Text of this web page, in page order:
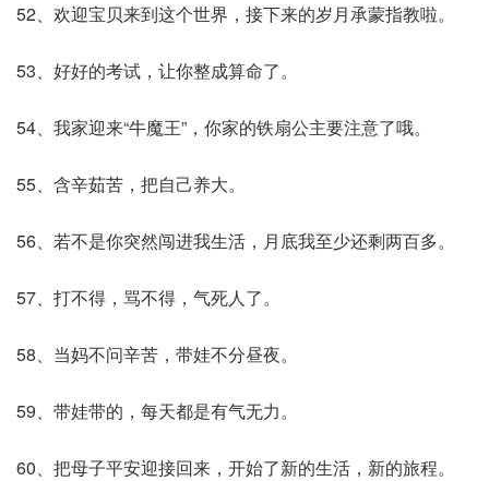
52、欢迎宝贝来到这个世界，接下来的岁月承蒙指教啦。
53、好好的考试，让你整成算命了。
54、我家迎来“牛魔王”，你家的铁扇公主要注意了哦。
55、含辛茹苦，把自己养大。
56、若不是你突然闯进我生活，月底我至少还剩两百多。
57、打不得，骂不得，气死人了。
58、当妈不问辛苦，带娃不分昼夜。
59、带娃带的，每天都是有气无力。
60、把母子平安迎接回来，开始了新的生活，新的旅程。